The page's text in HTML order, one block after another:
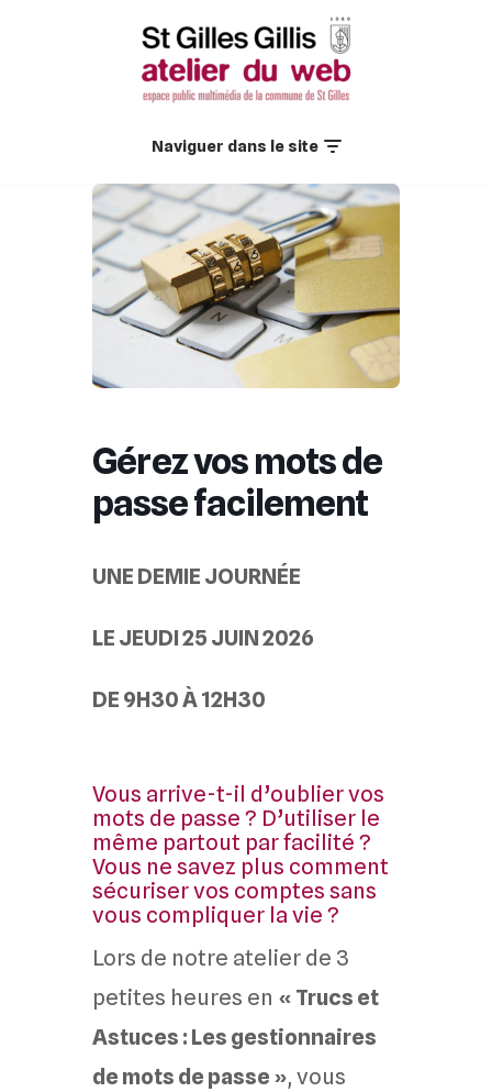
Naviguer dans le site
Gérez vos mots de
passe facilement
UNE DEMIE JOURNÉE
LE JEUDI 25 JUIN 2026
DE 9H30 À 12H30
Vous arrive-t-il d’oublier vos
mots de passe ? D’utiliser le
même partout par facilité ?
Vous ne savez plus comment
sécuriser vos comptes sans
vous compliquer la vie ?
Lors de notre atelier de 3
petites heures en « Trucs et
Astuces : Les gestionnaires
de mots de passe », vous